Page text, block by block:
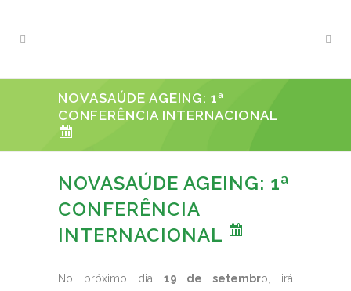
NOVASAÚDE AGEING: 1ª
CONFERÊNCIA INTERNACIONAL
NOVASAÚDE AGEING: 1ª
CONFERÊNCIA
INTERNACIONAL
No próximo dia 19 de setembro, irá